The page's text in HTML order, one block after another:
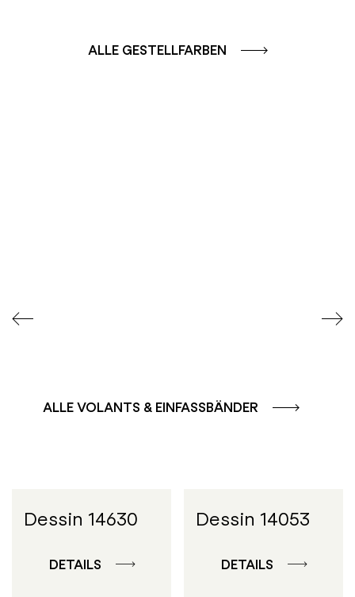
ALLE GESTELLFARBEN
ALLE VOLANTS & EINFASSBÄNDER
Dessin 14630
DETAILS
Dessin 14053
DETAILS